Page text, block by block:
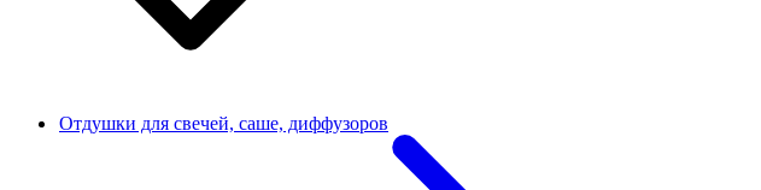
Отдушки для свечей, саше, диффузоров